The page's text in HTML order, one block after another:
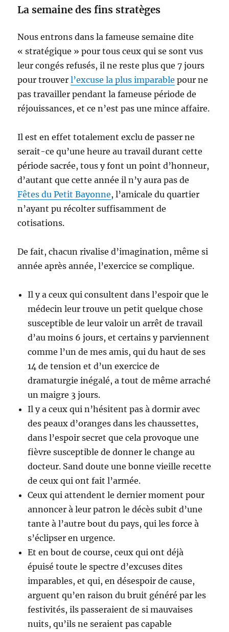
La semaine des fins stratèges
Nous entrons dans la fameuse semaine dite
« stratégique » pour tous ceux qui se sont vus
leur congés refusés, il ne reste plus que 7 jours
pour trouverl’excuse la plus imparable pour ne
pas travailler pendant la fameuse période de
réjouissances, et ce n’est pas une mince affaire.
Il est en effet totalement exclu de passer ne
serait-ce qu’une heure au travail durant cette
période sacrée, tous y font un point d’honneur,
d’autant que cette année il n’y aura pas de
Fêtes du Petit Bayonne, l’amicale du quartier
n’ayant pu récolter suffisamment de
cotisations.
De fait, chacun rivalise d’imagination, même si
année après année, l’exercice se complique.
Il y a ceux qui consultent dans l’espoir que le
médecin leur trouve un petit quelque chose
susceptible de leur valoir un arrêt de travail
d’au moins 6 jours, et certains y parviennent
comme l’un de mes amis, qui du haut de ses
14 de tension et d’un exercice de
dramaturgie inégalé, a tout de même arraché
un maigre 3 jours.
Il y a ceux qui n’hésitent pas à dormir avec
des peaux d’oranges dans les chaussettes,
dans l’espoir secret que cela provoque une
fièvre susceptible de donner le change au
docteur. Sand doute une bonne vieille recette
de ceux qui ont fait l’armée.
Ceux qui attendent le dernier moment pour
annoncer à leur patron le décès subit d’une
tante à l’autre bout du pays, qui les force à
s’éclipser en urgence.
Et en bout de course, ceux qui ont déjà
épuisé toute le spectre d’excuses dites
imparables, et qui, en désespoir de cause,
arguent qu’en raison du bruit généré par les
festivités, ils passeraient de si mauvaises
nuits, qu’ils ne seraient pas capable